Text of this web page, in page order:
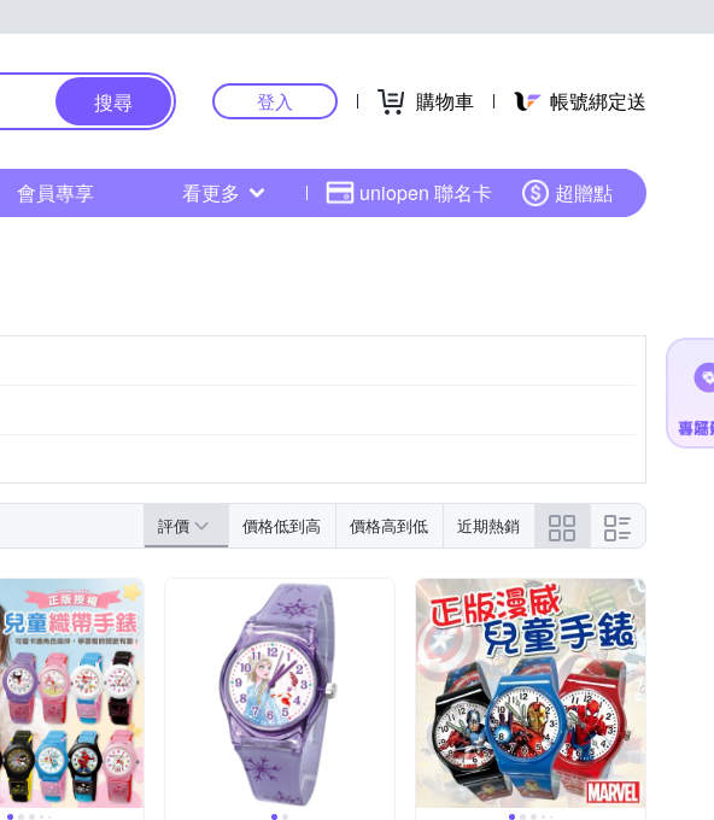
搜尋 登入 購物車 帳號綁定送
會員專享 看更多 uniopen 聯名卡 超贈點
評價 價格低到高 價格高到低 近期熱銷